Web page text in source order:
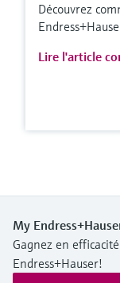
Découvrez
Lire l'article
My
Gagnez en
Endress+Hauser!